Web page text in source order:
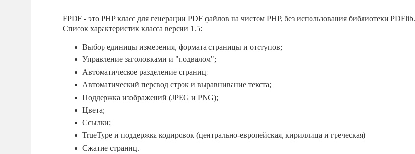
FPDF - это PHP класс для генерации PDF файлов на чистом PHP, без использования библиотеки PDFlib.
Список характеристик класса версии 1.5:
Выбор единицы измерения, формата страницы и отступов;
Управление заголовками и "подвалом";
Автоматическое разделение страниц;
Автоматический перевод строк и выравнивание текста;
Поддержка изображений (JPEG и PNG);
Цвета;
Ссылки;
TrueType и поддержка кодировок (центрально-европейская, кириллица и греческая)
Сжатие страниц.